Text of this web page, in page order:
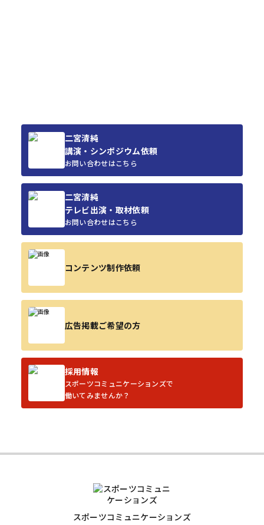
二宮清純
講演・シンポジウム依頼
お問い合わせはこちら
二宮清純
テレビ出演・取材依頼
お問い合わせはこちら
コンテンツ制作依頼
広告掲載ご希望の方
採用情報
スポーツコミュニケーションズで
働いてみませんか？
スポーツコミュニケーションズ